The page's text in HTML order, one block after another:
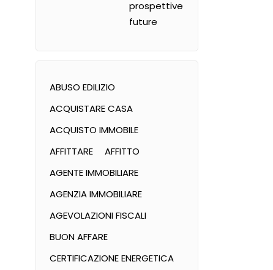
prospettive
future
ABUSO EDILIZIO
ACQUISTARE CASA
ACQUISTO IMMOBILE
AFFITTARE
AFFITTO
AGENTE IMMOBILIARE
AGENZIA IMMOBILIARE
AGEVOLAZIONI FISCALI
BUON AFFARE
CERTIFICAZIONE ENERGETICA